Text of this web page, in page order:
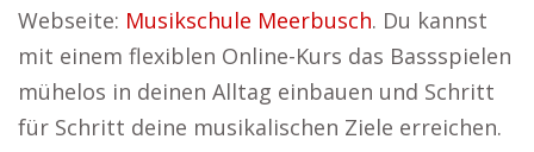
Webseite: Musikschule Meerbusch. Du kannst
mit einem flexiblen Online-Kurs das Bassspielen
mühelos in deinen Alltag einbauen und Schritt
für Schritt deine musikalischen Ziele erreichen.